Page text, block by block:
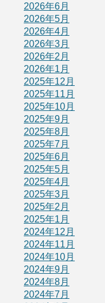
2026年6月
2026年5月
2026年4月
2026年3月
2026年2月
2026年1月
2025年12月
2025年11月
2025年10月
2025年9月
2025年8月
2025年7月
2025年6月
2025年5月
2025年4月
2025年3月
2025年2月
2025年1月
2024年12月
2024年11月
2024年10月
2024年9月
2024年8月
2024年7月